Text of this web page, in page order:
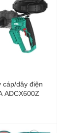
cáp/dây điện
ADCX600Z